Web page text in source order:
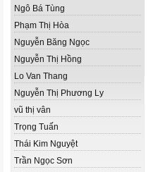
Ngô Bá Tùng
Phạm Thị Hòa
Nguyễn Băng Ngọc
Nguyễn Thị Hồng
Lo Van Thang
Nguyễn Thị Phương Ly
vũ thị vân
Trọng Tuấn
Thái Kim Nguyệt
Trần Ngọc Sơn